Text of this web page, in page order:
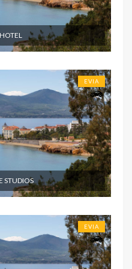
EVIA
STUDIOS
EVIA